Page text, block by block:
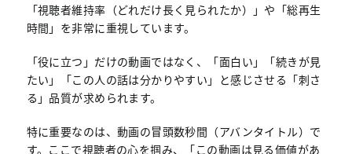
「視聴者維持率（どれだけ長く見られたか）」や「総再生
時間」を非常に重視しています。
「役に立つ」だけの動画ではなく、「面白い」「続きが見
たい」「この人の話は分かりやすい」と感じさせる「刺さ
る」品質が求められます。
特に重要なのは、動画の冒頭数秒間（アバンタイトル）で
す。ここで視聴者の心を掴み、「この動画は見る価値があ